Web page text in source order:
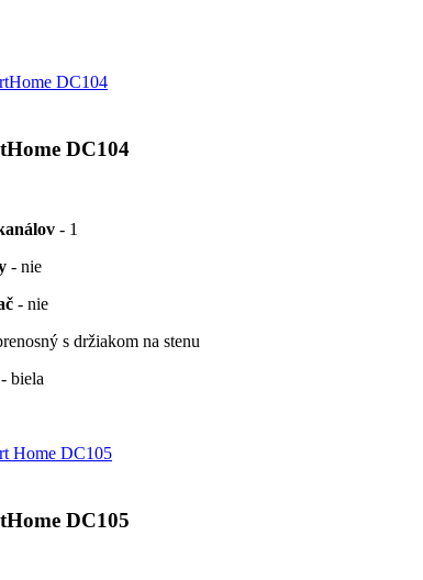
DC104
- 1
- nie
- nie
s držiakom na stenu
- biela
DC105